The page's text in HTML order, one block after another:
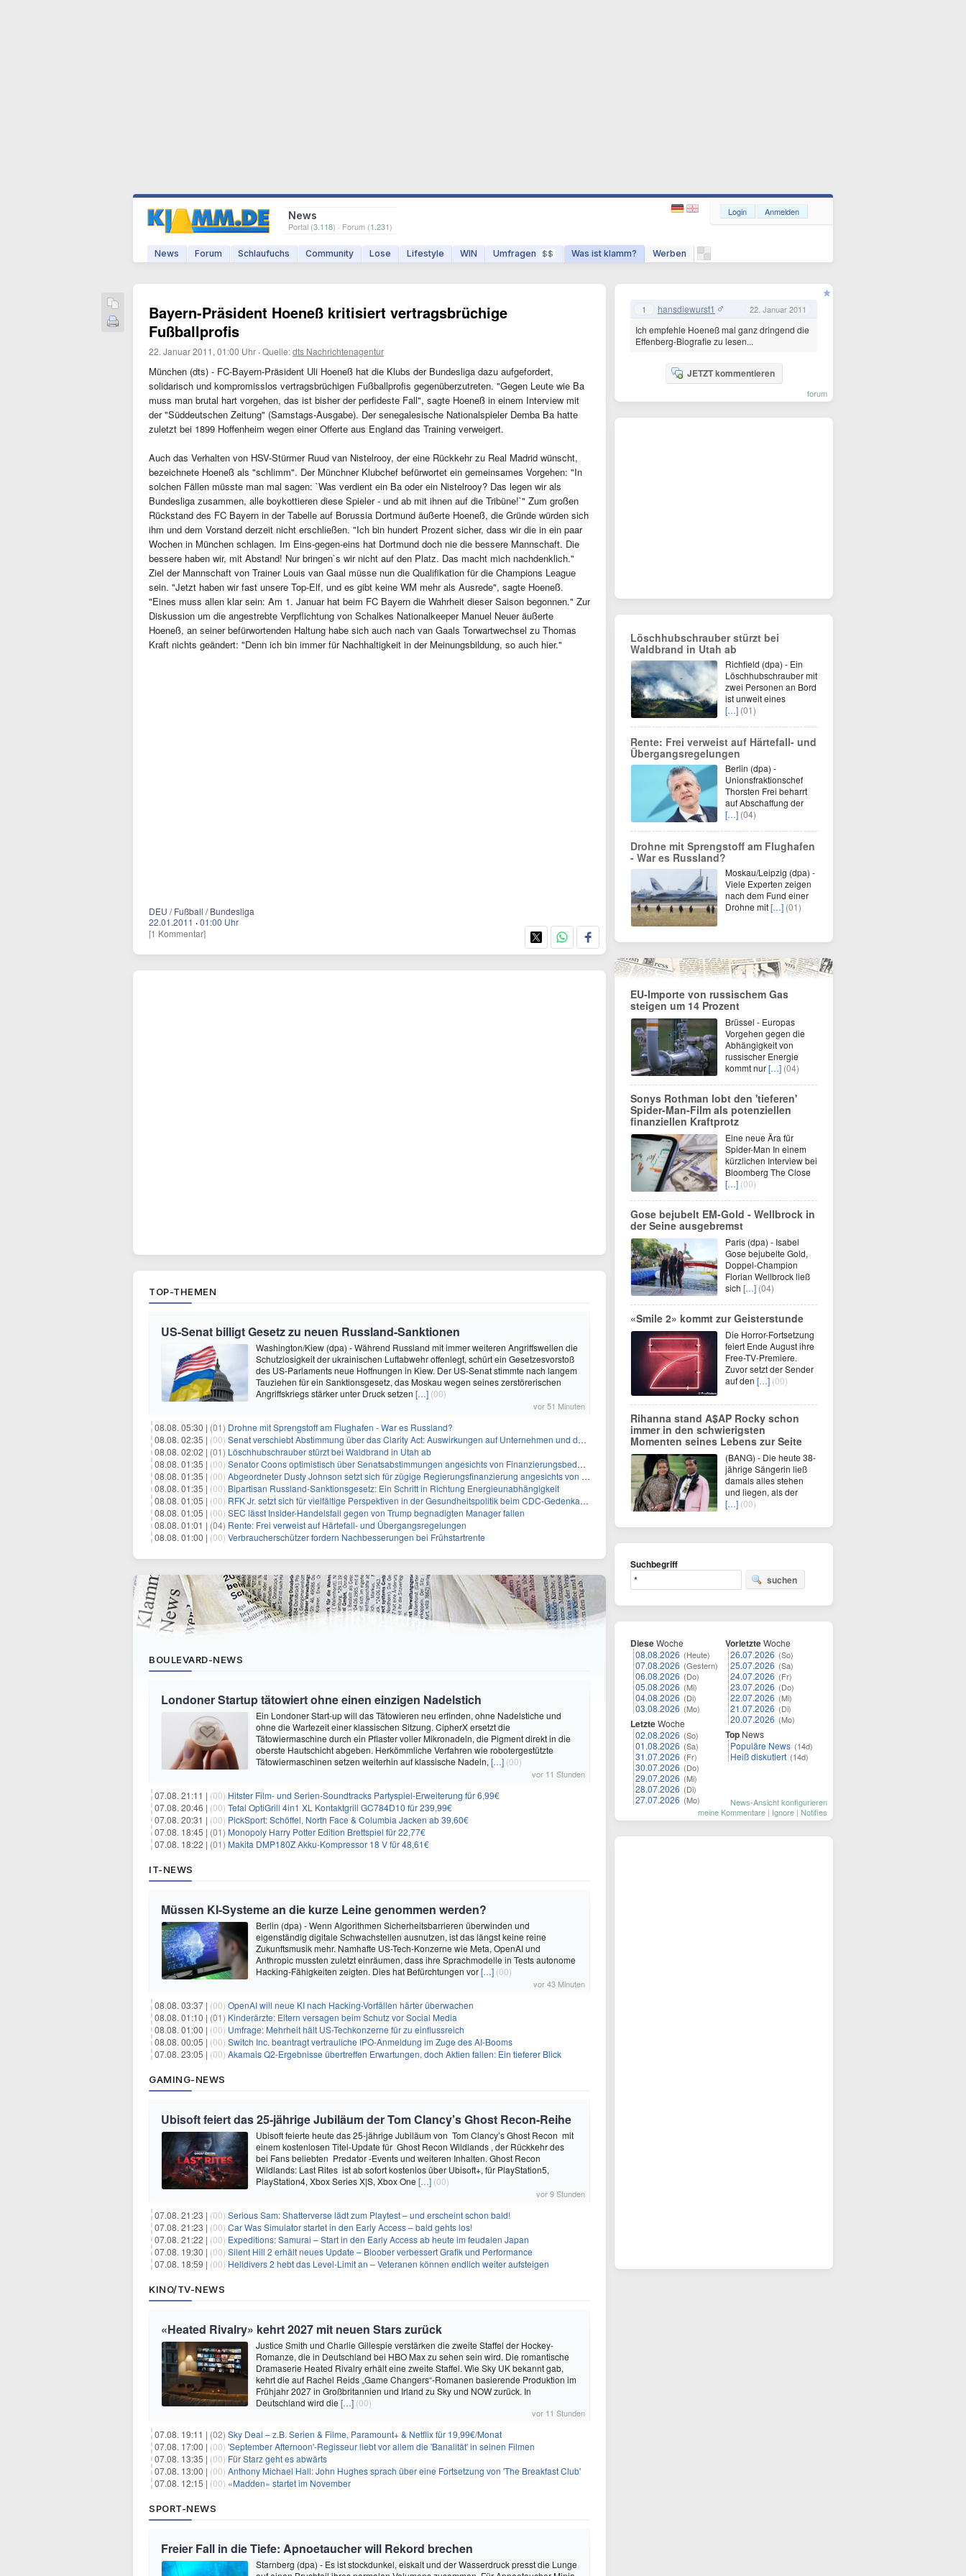
News
Portal (3.118) · Forum (1.231)
News Forum Schlaufuchs Community Lose Lifestyle WIN Umfragen $$ Was ist klamm? Werben
Login Anmelden
Bayern-Präsident Hoeneß kritisiert vertragsbrüchige
Fußballprofis
22. Januar 2011, 01:00 Uhr ·Quelle:dts Nachrichtenagentur
München (dts) - FC-Bayern-Präsident Uli Hoeneß hat die Klubs der Bundesliga dazu aufgefordert,
solidarisch und kompromisslos vertragsbrüchigen Fußballprofis gegenüberzutreten. "Gegen Leute wie Ba
muss man brutal hart vorgehen, das ist bisher der perfideste Fall", sagte Hoeneß in einem Interview mit
der "Süddeutschen Zeitung" (Samstags-Ausgabe). Der senegalesische Nationalspieler Demba Ba hatte
zuletzt bei 1899 Hoffenheim wegen einer Offerte aus England das Training verweigert.
Auch das Verhalten von HSV-Stürmer Ruud van Nistelrooy, der eine Rückkehr zu Real Madrid wünscht,
bezeichnete Hoeneß als "schlimm". Der Münchner Klubchef befürwortet ein gemeinsames Vorgehen: "In
solchen Fällen müsste man mal sagen: `Was verdient ein Ba oder ein Nistelrooy? Das legen wir als
Bundesliga zusammen, alle boykottieren diese Spieler - und ab mit ihnen auf die Tribüne!`" Zum großen
Rückstand des FC Bayern in der Tabelle auf Borussia Dortmund äußerte Hoeneß, die Gründe würden sich
ihm und dem Vorstand derzeit nicht erschließen. "Ich bin hundert Prozent sicher, dass wir die in ein paar
Wochen in München schlagen. Im Eins-gegen-eins hat Dortmund doch nie die bessere Mannschaft. Die
bessere haben wir, mit Abstand! Nur bringen`s wir nicht auf den Platz. Das macht mich nachdenklich."
Ziel der Mannschaft von Trainer Louis van Gaal müsse nun die Qualifikation für die Champions League
sein. "Jetzt haben wir fast unsere Top-Elf, und es gibt keine WM mehr als Ausrede", sagte Hoeneß.
"Eines muss allen klar sein: Am 1. Januar hat beim FC Bayern die Wahrheit dieser Saison begonnen." Zur
Diskussion um die angestrebte Verpflichtung von Schalkes Nationalkeeper Manuel Neuer äußerte
Hoeneß, an seiner befürwortenden Haltung habe sich auch nach van Gaals Torwartwechsel zu Thomas
Kraft nichts geändert: "Denn ich bin immer für Nachhaltigkeit in der Meinungsbildung, so auch hier."
DEU / Fußball / Bundesliga
22.01.2011 ·01:00 Uhr
[1 Kommentar]
TOP-THEMEN
US-Senat billigt Gesetz zu neuen Russland-Sanktionen
Washington/Kiew (dpa) - Während Russland mit immer weiteren Angriffswellen die
Schutzlosigkeit der ukrainischen Luftabwehr offenlegt, schürt ein Gesetzesvorstoß
des US-Parlaments neue Hoffnungen in Kiew. Der US-Senat stimmte nach langem
Tauziehen für ein Sanktionsgesetz, das Moskau wegen seines zerstörerischen
Angriffskriegs stärker unter Druck setzen […] (00)
vor 51 Minuten
08.08. 05:30 | (01) Drohne mit Sprengstoff am Flughafen - War es Russland?
08.08. 02:35 | (00) Senat verschiebt Abstimmung über das Clarity Act: Auswirkungen auf Unternehmen und das Vertrauen der Investoren
08.08. 02:02 | (01) Löschhubschrauber stürzt bei Waldbrand in Utah ab
08.08. 01:35 | (00) Senator Coons optimistisch über Senatsabstimmungen angesichts von Finanzierungsbedenken
08.08. 01:35 | (00) Abgeordneter Dusty Johnson setzt sich für zügige Regierungsfinanzierung angesichts von Shutdown-Risiken ein
08.08. 01:35 | (00) Bipartisan Russland-Sanktionsgesetz: Ein Schritt in Richtung Energieunabhängigkeit
08.08. 01:05 | (00) RFK Jr. setzt sich für vielfältige Perspektiven in der Gesundheitspolitik beim CDC-Gedenkakt ein
08.08. 01:05 | (00) SEC lässt Insider-Handelsfall gegen von Trump begnadigten Manager fallen
08.08. 01:01 | (04) Rente: Frei verweist auf Härtefall- und Übergangsregelungen
08.08. 01:00 | (00) Verbraucherschützer fordern Nachbesserungen bei Frühstartrente
BOULEVARD-NEWS
Londoner Startup tätowiert ohne einen einzigen Nadelstich
Ein Londoner Start-up will das Tätowieren neu erfinden, ohne Nadelstiche und
ohne die Wartezeit einer klassischen Sitzung. CipherX ersetzt die
Tätowiermaschine durch ein Pflaster voller Mikronadeln, die Pigment direkt in die
oberste Hautschicht abgeben. Herkömmliche Verfahren wie robotergestützte
Tätowiermaschinen setzen weiterhin auf klassische Nadeln, […] (00)
vor 11 Stunden
07.08. 21:11 | (00) Hitster Film- und Serien-Soundtracks Partyspiel-Erweiterung für 6,99€
07.08. 20:46 | (00) Tefal OptiGrill 4in1 XL Kontaktgrill GC784D10 für 239,99€
07.08. 20:31 | (00) PickSport: Schöffel, North Face & Columbia Jacken ab 39,60€
07.08. 18:45 | (01) Monopoly Harry Potter Edition Brettspiel für 22,77€
07.08. 18:22 | (01) Makita DMP180Z Akku-Kompressor 18 V für 48,61€
IT-NEWS
Müssen KI-Systeme an die kurze Leine genommen werden?
Berlin (dpa) - Wenn Algorithmen Sicherheitsbarrieren überwinden und
eigenständig digitale Schwachstellen ausnutzen, ist das längst keine reine
Zukunftsmusik mehr. Namhafte US-Tech-Konzerne wie Meta, OpenAI und
Anthropic mussten zuletzt einräumen, dass ihre Sprachmodelle in Tests autonome
Hacking-Fähigkeiten zeigten. Dies hat Befürchtungen vor[…] (00)
vor 43 Minuten
08.08. 03:37 | (00) OpenAI will neue KI nach Hacking-Vorfällen härter überwachen
08.08. 01:10 | (01) Kinderärzte: Eltern versagen beim Schutz vor Social Media
08.08. 01:00 | (00) Umfrage: Mehrheit hält US-Techkonzerne für zu einflussreich
08.08. 00:05 | (00) Switch Inc. beantragt vertrauliche IPO-Anmeldung im Zuge des AI-Booms
07.08. 23:05 | (00) Akamais Q2-Ergebnisse übertreffen Erwartungen, doch Aktien fallen: Ein tieferer Blick
GAMING-NEWS
Ubisoft feiert das 25-jährige Jubiläum der Tom Clancy’s Ghost Recon-Reihe
Ubisoft feierte heute das 25-jährige Jubiläum von Tom Clancy’s Ghost Recon mit
einem kostenlosen Titel-Update für Ghost Recon Wildlands , der Rückkehr des
bei Fans beliebten Predator -Events und weiteren Inhalten. Ghost Recon
Wildlands: Last Rites ist ab sofort kostenlos über Ubisoft+, für PlayStation5,
PlayStation4, Xbox Series X|S, Xbox One […] (00)
vor 9 Stunden
07.08. 21:23 | (00) Serious Sam: Shatterverse lädt zum Playtest – und erscheint schon bald!
07.08. 21:23 | (00) Car Was Simulator startet in den Early Access – bald gehts los!
07.08. 21:22 | (00) Expeditions: Samurai – Start in den Early Access ab heute im feudalen Japan
07.08. 19:30 | (00) Silent Hill 2 erhält neues Update – Bloober verbessert Grafik und Performance
07.08. 18:59 | (00) Helldivers 2 hebt das Level-Limit an – Veteranen können endlich weiter aufsteigen
KINO/TV-NEWS
«Heated Rivalry» kehrt 2027 mit neuen Stars zurück
Justice Smith und Charlie Gillespie verstärken die zweite Staffel der Hockey-
Romanze, die in Deutschland bei HBO Max zu sehen sein wird. Die romantische
Dramaserie Heated Rivalry erhält eine zweite Staffel. Wie Sky UK bekannt gab,
kehrt die auf Rachel Reids „Game Changers“-Romanen basierende Produktion im
Frühjahr 2027 in Großbritannien und Irland zu Sky und NOW zurück. In
Deutschland wird die […] (00)
vor 11 Stunden
07.08. 19:11 | (02) Sky Deal – z.B. Serien & Filme, Paramount+ & Netflix für 19,99€/Monat
07.08. 17:00 | (00) 'September Afternoon'-Regisseur liebt vor allem die 'Banalität' in seinen Filmen
07.08. 13:35 | (00) Für Starz geht es abwärts
07.08. 13:00 | (00) Anthony Michael Hall: John Hughes sprach über eine Fortsetzung von 'The Breakfast Club'
07.08. 12:15 | (00) «Madden» startet im November
SPORT-NEWS
Freier Fall in die Tiefe: Apnoetaucher will Rekord brechen
Starnberg (dpa) - Es ist stockdunkel, eiskalt und der Wasserdruck presst die Lunge
1 hansdiewurst1 22. Januar 2011
Ich empfehle Hoeneß mal ganz dringend die
Effenberg-Biografie zu lesen...
JETZT kommentieren
forum
Löschhubschrauber stürzt bei
Waldbrand in Utah ab
Richfield (dpa) - Ein
Löschhubschrauber mit
zwei Personen an Bord
ist unweit eines
[…] (01)
Rente: Frei verweist auf Härtefall- und
Übergangsregelungen
Berlin (dpa) -
Unionsfraktionschef
Thorsten Frei beharrt
auf Abschaffung der
[…] (04)
Drohne mit Sprengstoff am Flughafen
- War es Russland?
Moskau/Leipzig (dpa) -
Viele Experten zeigen
nach dem Fund einer
Drohne mit[…] (01)
EU-Importe von russischem Gas
steigen um 14 Prozent
Brüssel - Europas
Vorgehen gegen die
Abhängigkeit von
russischer Energie
kommt nur[…] (04)
Sonys Rothman lobt den 'tieferen'
Spider-Man-Film als potenziellen
finanziellen Kraftprotz
Eine neue Ära für
Spider-Man In einem
kürzlichen Interview bei
Bloomberg The Close
[…] (00)
Gose bejubelt EM-Gold - Wellbrock in
der Seine ausgebremst
Paris (dpa) - Isabel
Gose bejubelte Gold,
Doppel-Champion
Florian Wellbrock ließ
sich […] (04)
«Smile 2» kommt zur Geisterstunde
Die Horror-Fortsetzung
feiert Ende August ihre
Free-TV-Premiere.
Zuvor setzt der Sender
auf den […] (00)
Rihanna stand A$AP Rocky schon
immer in den schwierigsten
Momenten seines Lebens zur Seite
(BANG) - Die heute 38-
jährige Sängerin ließ
damals alles stehen
und liegen, als der
[…] (00)
Suchbegriff
suchen
DieseWoche
08.08.2026 (Heute)
07.08.2026 (Gestern)
06.08.2026 (Do)
05.08.2026 (Mi)
04.08.2026 (Di)
03.08.2026 (Mo)
LetzteWoche
02.08.2026 (So)
01.08.2026 (Sa)
31.07.2026 (Fr)
30.07.2026 (Do)
29.07.2026 (Mi)
28.07.2026 (Di)
27.07.2026 (Mo)
VorletzteWoche
26.07.2026 (So)
25.07.2026 (Sa)
24.07.2026 (Fr)
23.07.2026 (Do)
22.07.2026 (Mi)
21.07.2026 (Di)
20.07.2026 (Mo)
Top News
Populäre News (14d)
Heiß diskutiert (14d)
News-Ansicht konfigurieren
meine Kommentare | Ignore | Notifies